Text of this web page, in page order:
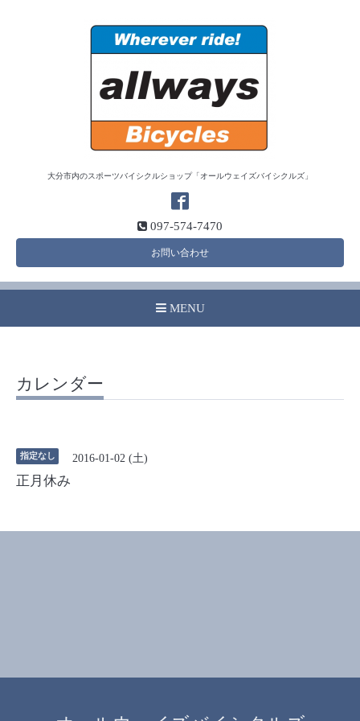
大分市内のスポーツバイシクルショップ「オールウェイズバイシクルズ」
097-574-7470
お問い合わせ
MENU
カレンダー
指定なし 2016-01-02 (土)
正月休み